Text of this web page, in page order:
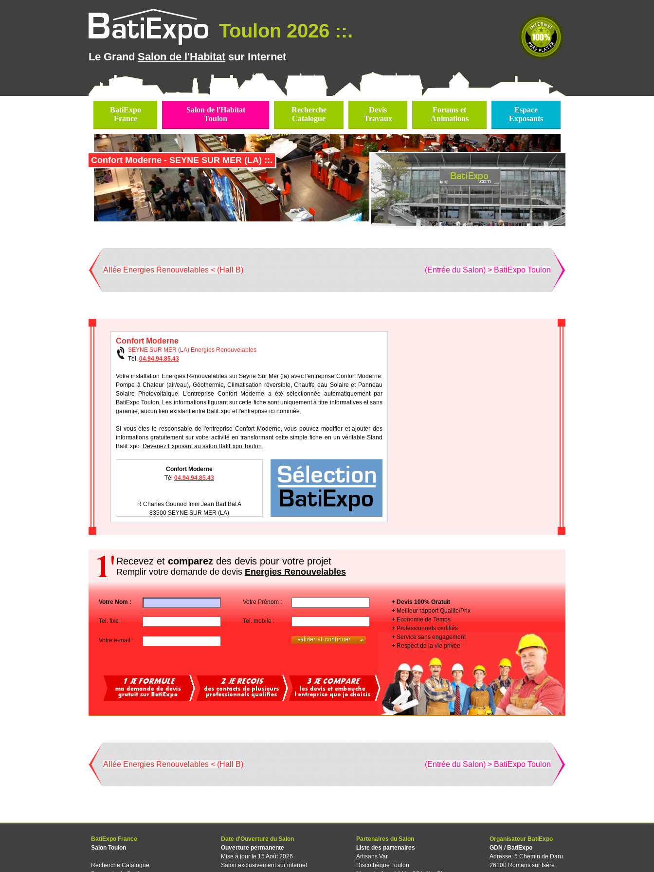
Toulon 2026 ::.
Le Grand Salon de l'Habitat sur Internet
BatiExpo
France
Salon de l'Habitat
Toulon
Recherche
Catalogue
Devis
Travaux
Forums et
Animations
Espace
Exposants
Confort Moderne - SEYNE SUR MER (LA) ::.
Allée Energies Renouvelables < (Hall B) (Entrée du Salon) > BatiExpo Toulon
Confort Moderne
SEYNE SUR MER (LA) Energies Renouvelables
Tél. 04.94.94.85.43
Votre installation Energies Renouvelables sur Seyne Sur Mer (la) avec l'entreprise Confort Moderne.
Pompe à Chaleur (air/eau), Géothermie, Climatisation réversible, Chauffe eau Solaire et Panneau
Solaire Photovoltaique. L'entreprise Confort Moderne a été sélectionnée automatiquement par
BatiExpo Toulon, Les informations figurant sur cette fiche sont uniquement à titre informatives et sans
garantie, aucun lien existant entre BatiExpo et l'entreprise ici nommée.
Si vous étes le responsable de l'entreprise Confort Moderne, vous pouvez modifier et ajouter des
informations gratuitement sur votre activité en transformant cette simple fiche en un véritable Stand
BatiExpo. Devenez Exposant au salon BatiExpo Toulon.
Confort Moderne
Tél 04.94.94.85.43
R Charles Gounod Imm Jean Bart Bat A
83500 SEYNE SUR MER (LA)
Recevez et comparez des devis pour votre projet
Remplir votre demande de devis Energies Renouvelables
Votre Nom : Votre Prénom :
+ Devis 100% Gratuit
+ Meilleur rapport Qualité/Prix
+ Economie de Temps
+ Professionnels certifiés
+ Service sans engagement
+ Respect de la vie privée
Tel. fixe : Tel. mobile :
Votre e-mail :
Allée Energies Renouvelables < (Hall B) (Entrée du Salon) > BatiExpo Toulon
BatiExpo France
Salon Toulon
Recherche Catalogue
Date d'Ouverture du Salon
Ouverture permanente
Mise à jour le 15 Août 2026
Salon exclusivement sur internet
Partenaires du Salon
Liste des partenaires
Artisans Var
Discothèque Toulon
Organisateur BatiExpo
GDN / BatiExpo
Adresse: 5 Chemin de Daru
26100 Romans sur Isère